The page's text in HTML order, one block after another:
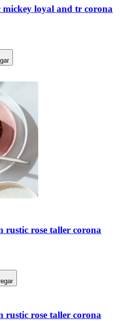
mickey loyal and tr corona
rustic rose taller corona
rustic rose taller corona